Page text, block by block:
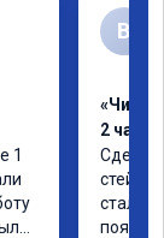
1
В
«Чип
2 часа»
стала